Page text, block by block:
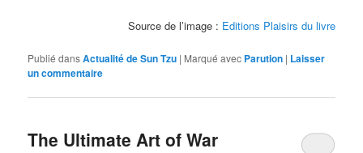
Source de l’image : Editions Plaisirs du livre
Publié dansActualité de Sun Tzu | Marqué avec Parution | Laisser
un commentaire
The Ultimate Art of War